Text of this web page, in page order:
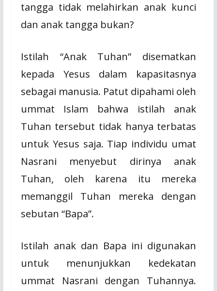
tangga tidak melahirkan anak kunci
dan anak tangga bukan?
Istilah “Anak Tuhan” disematkan
kepada Yesus dalam kapasitasnya
sebagai manusia. Patut dipahami oleh
ummat Islam bahwa istilah anak
Tuhan tersebut tidak hanya terbatas
untuk Yesus saja. Tiap individu umat
Nasrani menyebut dirinya anak
Tuhan, oleh karena itu mereka
memanggil Tuhan mereka dengan
sebutan “Bapa”.
Istilah anak dan Bapa ini digunakan
untuk menunjukkan kedekatan
ummat Nasrani dengan Tuhannya.